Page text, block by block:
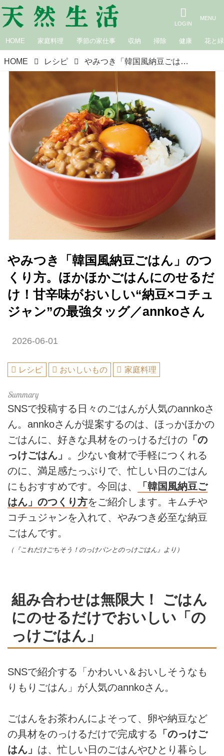
HOME 家庭料理 季節の家仕事 収納 掃除 健康 花と緑
HOME レシピ やみつき「韓国風納豆ごはん」のつくり方。ほかほかごはんにのせるだけ！甘辛味がおいしい“納豆×コチュジャン”の最強タッグ／annkoさん
やみつき「韓国風納豆ごはん」のつ
くり方。ほかほかごはんにのせるだ
け！甘辛味がおいしい“納豆×コチュ
ジャン”の最強タッグ／annkoさん
2026-06-01
レシピ おいしいもの 家庭料理
SNSで投稿する日々のごはんが人気のannkoさ
ん。annkoさんが提案するのは、ほっかほかの
ごはんに、好きな具材をのっけるだけの 「の
っけごはん」 。少ない食材で手軽につくれる
のに、満足感たっぷりで、忙しい日のごはん
にもおすすめです。今回は、
「韓国風納豆ご
はん」のつくり方をご紹介します。キムチや
コチュジャンを入れて、やみつき必至な納豆
ごはんです。
（『これだけごちそう！のっけパンとのっけごはん』より）
組み合わせは無限大！ ごはん
にのせるだけでおいしい「の
っけごはん」
SNSで紹介する「かわいい＆おいしそうなも
りもりごはん」が人気のannkoさん。
ごはんをお茶わんによそって、卵や納豆など
の具材をのっけるだけで完成する 「のっけご
はん」 は、忙しい日のごはんやひとり暮らし